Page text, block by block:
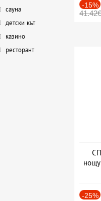
сауна
детски кът
казино
ресторант
-15%
41.42€
-25%